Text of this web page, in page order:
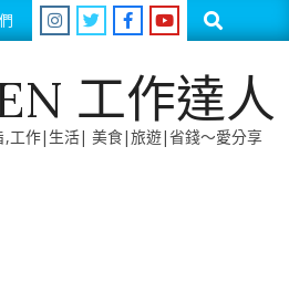
Search
工作達人
,工作|生活| 美食|旅遊|省錢～愛分享